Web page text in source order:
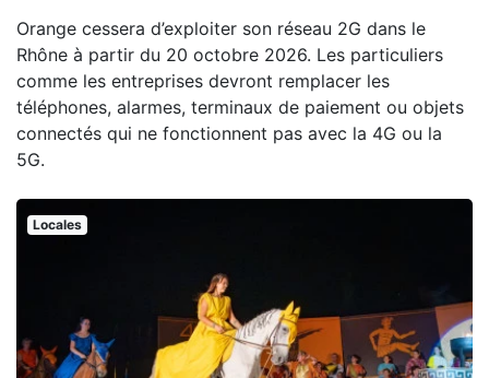
Orange cessera d’exploiter son réseau 2G dans le
Rhône à partir du 20 octobre 2026. Les particuliers
comme les entreprises devront remplacer les
téléphones, alarmes, terminaux de paiement ou objets
connectés qui ne fonctionnent pas avec la 4G ou la
5G.
Locales